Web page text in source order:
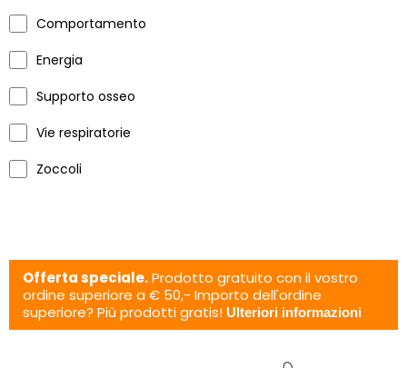
Offerta speciale.Prodotto gratuito con il vostro
ordine superiore a € 50,- Importo dell'ordine
superiore? Più prodotti gratis! Ulteriori informazioni
Comportamento
Energia
Supporto osseo
Vie respiratorie
Zoccoli